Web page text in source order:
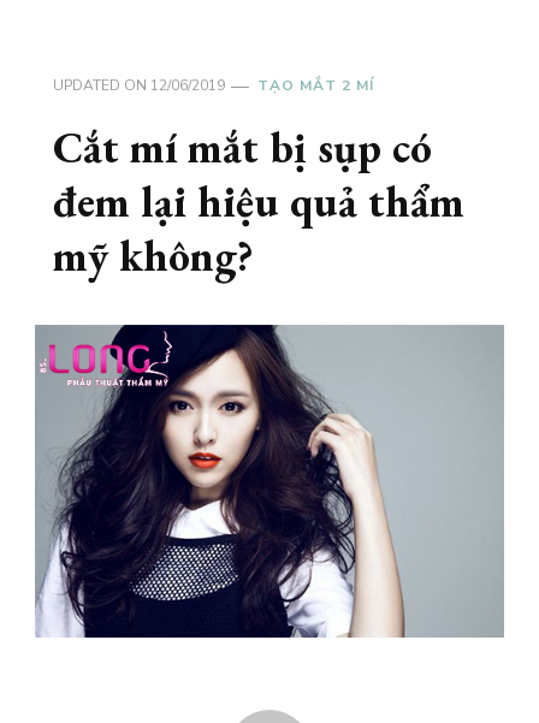
UPDATED ON 12/06/2019 TẠO MẮT 2 MÍ
Cắt mí mắt bị sụp có
đem lại hiệu quả thẩm
mỹ không?